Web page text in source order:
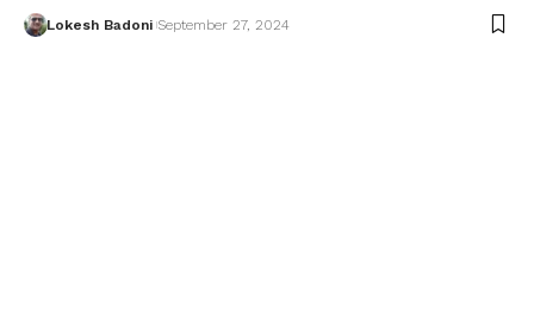
Lokesh Badoni September 27, 2024